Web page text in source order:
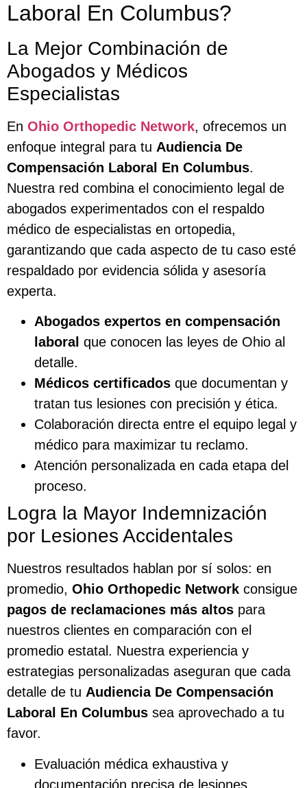
Laboral En Columbus?
La Mejor Combinación de
Abogados y Médicos
Especialistas
En Ohio Orthopedic Network, ofrecemos un
enfoque integral para tu Audiencia De
Compensación Laboral En Columbus.
Nuestra red combina el conocimiento legal de
abogados experimentados con el respaldo
médico de especialistas en ortopedia,
garantizando que cada aspecto de tu caso esté
respaldado por evidencia sólida y asesoría
experta.
Abogados expertos en compensación
laboral que conocen las leyes de Ohio al
detalle.
Médicos certificados que documentan y
tratan tus lesiones con precisión y ética.
Colaboración directa entre el equipo legal y
médico para maximizar tu reclamo.
Atención personalizada en cada etapa del
proceso.
Logra la Mayor Indemnización
por Lesiones Accidentales
Nuestros resultados hablan por sí solos: en
promedio, Ohio Orthopedic Network consigue
pagos de reclamaciones más altos para
nuestros clientes en comparación con el
promedio estatal. Nuestra experiencia y
estrategias personalizadas aseguran que cada
detalle de tu Audiencia De Compensación
Laboral En Columbus sea aprovechado a tu
favor.
Evaluación médica exhaustiva y
documentación precisa de lesiones.